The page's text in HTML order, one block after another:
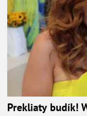
Prekliaty budík!